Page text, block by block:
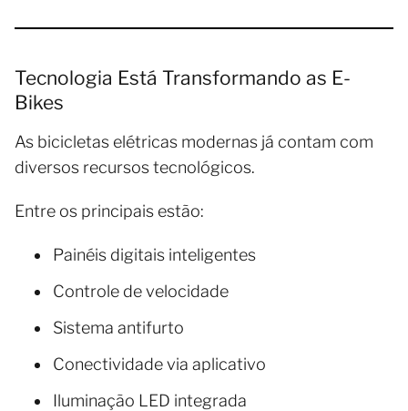
Tecnologia Está Transformando as E-
Bikes
As bicicletas elétricas modernas já contam com
diversos recursos tecnológicos.
Entre os principais estão:
Painéis digitais inteligentes
Controle de velocidade
Sistema antifurto
Conectividade via aplicativo
Iluminação LED integrada